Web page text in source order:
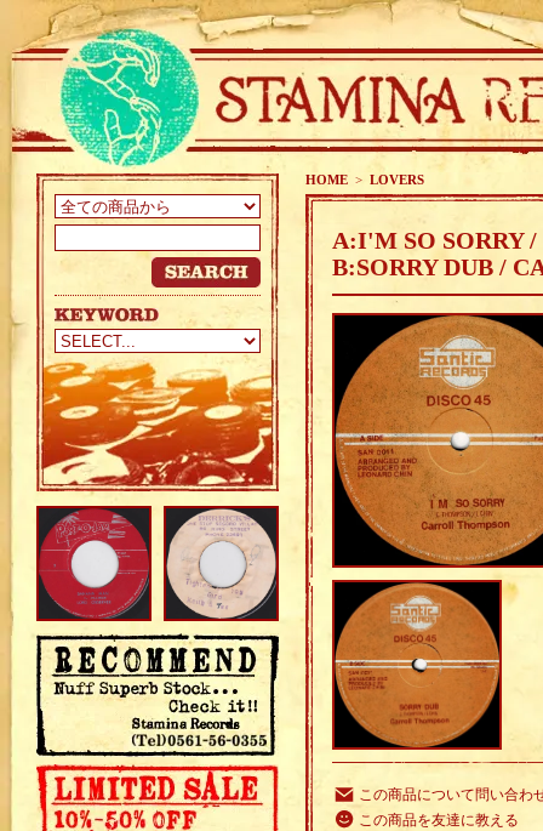
HOME > LOVERS
A:I'M SO SORRY
B:SORRY DUB /
この商品について問い合わ
この商品を友達に教える